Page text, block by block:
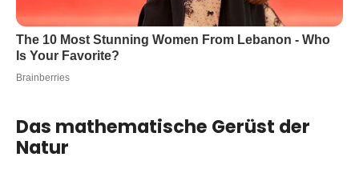
Das mathematische Gerüst der
Natur